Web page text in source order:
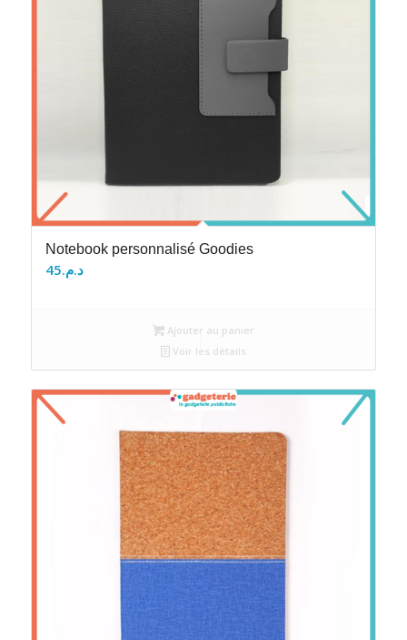
Notebook personnalisé Goodies
د.م.45
Ajouter au panier
Voir les détails